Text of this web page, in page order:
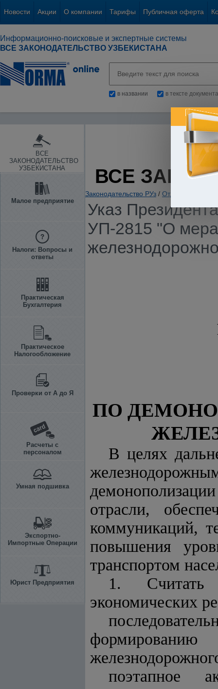
Новости Акции О компании Тарифы Публичная оферта
Информационно-поисковые и экспертные системы
ВСЕ ЗАКОНОДАТЕЛЬСТВО УЗБЕКИСТАНА
в названии в тексте документа
ВСЕ
ЗАКОНОДАТЕЛЬСТВО
УЗБЕКИСТАНА
Малое предприятие
Налоги: Вопросы и
ответы
Практическая
Бухгалтерия
Практическое
Налогообложение
Проверки от А до Я
Расчеты с
персоналом
Умная подшивка
Экспортно-
Импортные Операции
Юрист Предприятия
ВСЕ
Законодательство РУз / Отдельные
Указ
УП-2815 "О
ПО
В целях
отрасли,
коммуникаций,
повышения
транспортом
1. Считать
экономических
поэтапное